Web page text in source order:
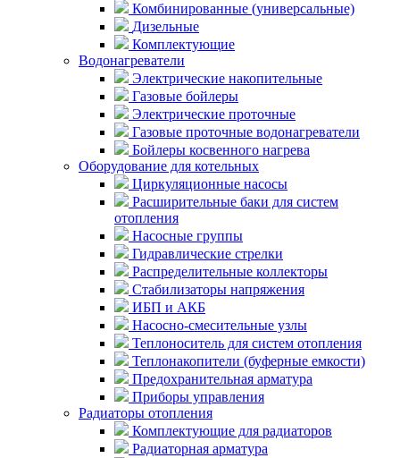
Комбинированные (универсальные)
Дизельные
Комплектующие
Водонагреватели
Электрические накопительные
Газовые бойлеры
Электрические проточные
Газовые проточные водонагреватели
Бойлеры косвенного нагрева
Оборудование для котельных
Циркуляционные насосы
Расширительные баки для систем
отопления
Насосные группы
Гидравлические стрелки
Распределительные коллекторы
Стабилизаторы напряжения
ИБП и АКБ
Насосно-смесительные узлы
Теплоноситель для систем отопления
Теплонакопители (буферные емкости)
Предохранительная арматура
Приборы управления
Радиаторы отопления
Комплектующие для радиаторов
Радиаторная арматура